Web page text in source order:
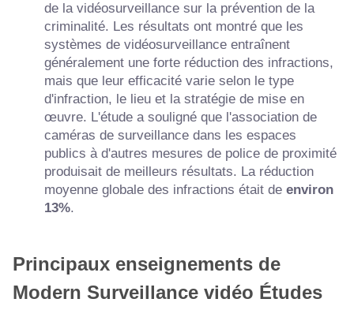
de la vidéosurveillance sur la prévention de la
criminalité. Les résultats ont montré que les
systèmes de vidéosurveillance entraînent
généralement une forte réduction des infractions,
mais que leur efficacité varie selon le type
d'infraction, le lieu et la stratégie de mise en
œuvre. L'étude a souligné que l'association de
caméras de surveillance dans les espaces
publics à d'autres mesures de police de proximité
produisait de meilleurs résultats. La réduction
moyenne globale des infractions était de environ
13%.
Principaux enseignements de
Modern Surveillance vidéo Études